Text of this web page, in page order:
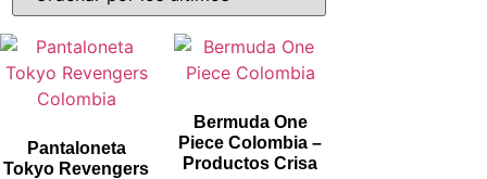
Pantaloneta
Tokyo Revengers
Bermuda One
Piece Colombia –
Productos Crisa